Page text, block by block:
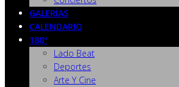
GALERÍAS
CALENDARIO
180º
Lado Beat
Deportes
Arte Y Cine